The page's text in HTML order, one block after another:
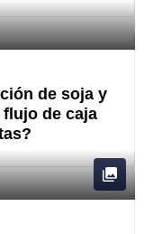
de soja y
flujo de caja